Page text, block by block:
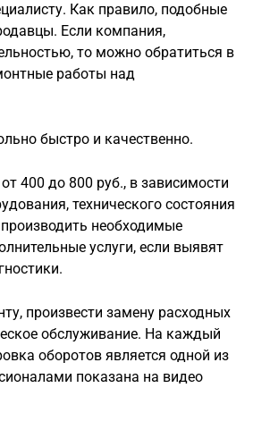
Как правило, подобные
Если компания,
то можно обратиться в
работы над
быстро и качественно.
400 до 800 руб., в зависимости
технического состояния
необходимые
услуги, если выявят
произвести замену расходных
обслуживание. На каждый
оборотов является одной из
показана на видео